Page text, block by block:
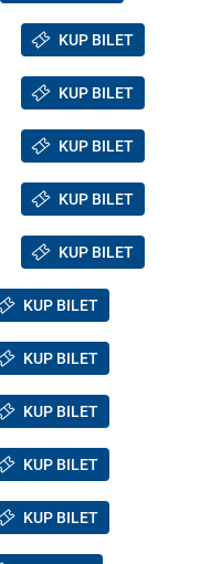
KUP BILET
KUP BILET
KUP BILET
KUP BILET
KUP BILET
KUP BILET
KUP BILET
KUP BILET
KUP BILET
KUP BILET